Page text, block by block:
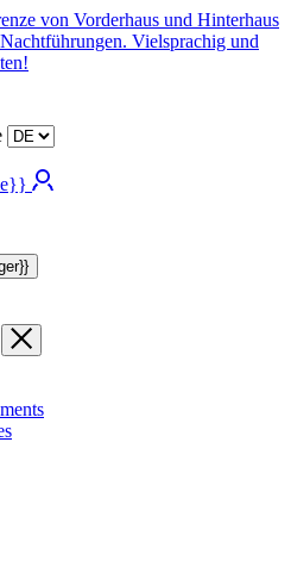
von Vorderhaus und Hinterhaus
Vielsprachig und